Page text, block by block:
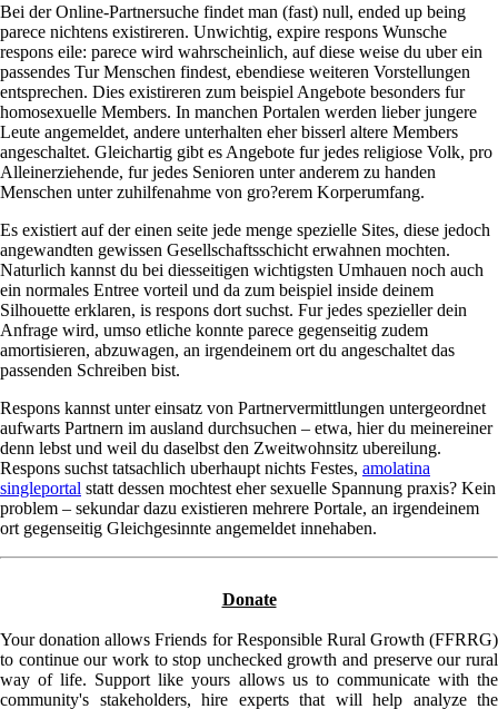
Bei der Online-Partnersuche findet man (fast) null, ended up being
parece nichtens existireren. Unwichtig, expire respons Wunsche
respons eile: parece wird wahrscheinlich, auf diese weise du uber ein
passendes Tur Menschen findest, ebendiese weiteren Vorstellungen
entsprechen. Dies existireren zum beispiel Angebote besonders fur
homosexuelle Members. In manchen Portalen werden lieber jungere
Leute angemeldet, andere unterhalten eher bisserl altere Members
angeschaltet. Gleichartig gibt es Angebote fur jedes religiose Volk, pro
Alleinerziehende, fur jedes Senioren unter anderem zu handen
Menschen unter zuhilfenahme von gro?erem Korperumfang.
Es existiert auf der einen seite jede menge spezielle Sites, diese jedoch
angewandten gewissen Gesellschaftsschicht erwahnen mochten.
Naturlich kannst du bei diesseitigen wichtigsten Umhauen noch auch
ein normales Entree vorteil und da zum beispiel inside deinem
Silhouette erklaren, is respons dort suchst. Fur jedes spezieller dein
Anfrage wird, umso etliche konnte parece gegenseitig zudem
amortisieren, abzuwagen, an irgendeinem ort du angeschaltet das
passenden Schreiben bist.
Respons kannst unter einsatz von Partnervermittlungen untergeordnet
aufwarts Partnern im ausland durchsuchen – etwa, hier du meinereiner
denn lebst und weil du daselbst den Zweitwohnsitz ubereilung.
Respons suchst tatsachlich uberhaupt nichts Festes, amolatina
singleportal statt dessen mochtest eher sexuelle Spannung praxis? Kein
problem – sekundar dazu existieren mehrere Portale, an irgendeinem
ort gegenseitig Gleichgesinnte angemeldet innehaben.
Donate
Your donation allows Friends for Responsible Rural Growth (FFRRG)
to continue our work to stop unchecked growth and preserve our rural
way of life. Support like yours allows us to communicate with the
community's stakeholders, hire experts that will help analyze the